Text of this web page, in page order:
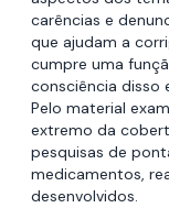
carências e
que ajudam a
cumpre uma
consciência disso
Pelo material
extremo da
pesquisas de
medicamentos,
desenvolvidos.